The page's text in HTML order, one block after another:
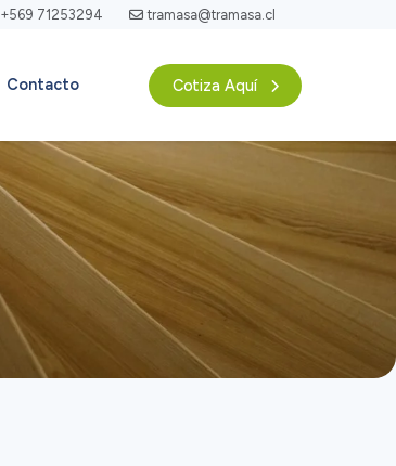
+569 71253294 tramasa@tramasa.cl
Contacto Cotiza Aquí